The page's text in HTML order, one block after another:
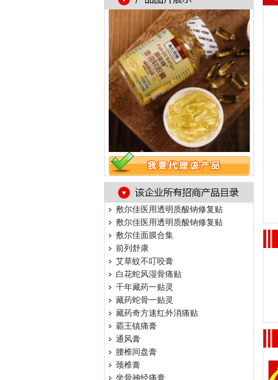
敷尔佳医用透明质酸钠修复贴
敷尔佳医用透明质酸钠修复贴
敷尔佳面膜合集
前列舒康
艾草蚊不叮咬膏
白花蛇风湿骨痛贴
千年藏药一贴灵
藏药蛇骨一贴灵
藏药奇方速红外消痛贴
霸王镇痛膏
通风膏
腰椎间盘膏
颈椎膏
坐骨神经痛膏